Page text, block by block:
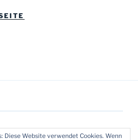
Diese Website verwendet Cookies. Wenn